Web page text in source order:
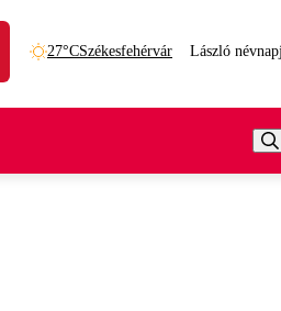
27°CSzékesfehérvár László